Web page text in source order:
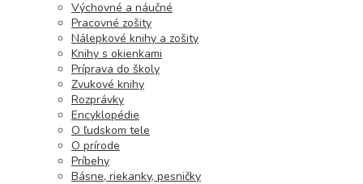
Výchovné a náučné
Pracovné zošity
Nálepkové knihy a zošity
Knihy s okienkami
Príprava do školy
Zvukové knihy
Rozprávky
Encyklopédie
O ľudskom tele
O prírode
Príbehy
Básne, riekanky, pesničky